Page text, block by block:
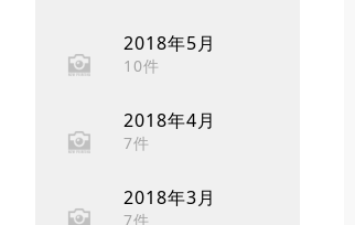
2018年5月
10件
2018年4月
7件
2018年3月
7件